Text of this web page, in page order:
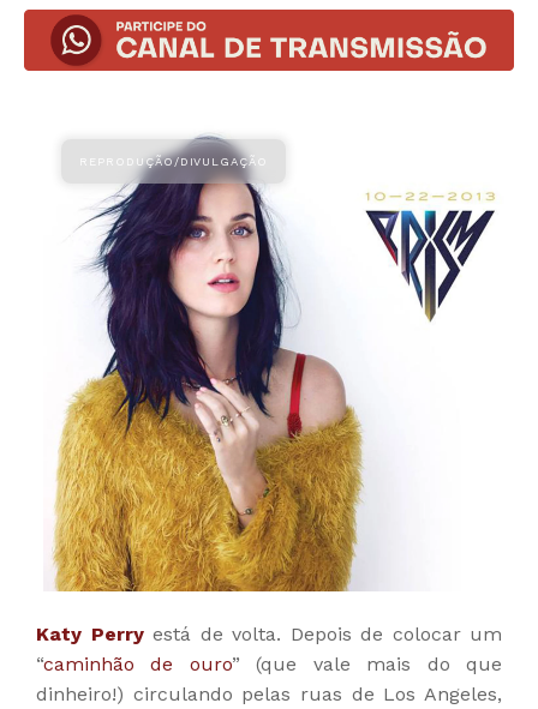
Katy Perry está de volta. Depois de colocar um
“caminhão de ouro” (que vale mais do que
dinheiro!) circulando pelas ruas de Los Angeles,